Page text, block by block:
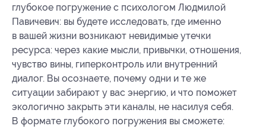
глубокое погружение с психологом Людмилой
Павичевич: вы будете исследовать, где именно
в вашей жизни возникают невидимые утечки
ресурса: через какие мысли, привычки, отношения,
чувство вины, гиперконтроль или внутренний
диалог. Вы осознаете, почему одни и те же
ситуации забирают у вас энергию, и что поможет
экологично закрыть эти каналы, не насилуя себя.
В формате глубокого погружения вы сможете: